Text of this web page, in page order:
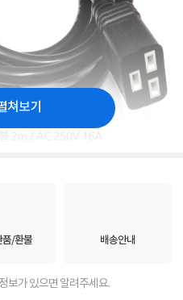
쳐보기
/환불 배송안내
보가 있으면 알려주세요.